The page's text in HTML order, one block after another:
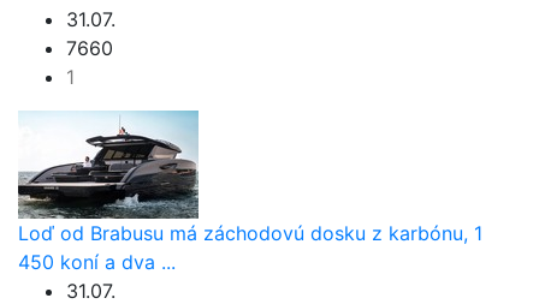
31.07.
7660
1
Loď od Brabusu má záchodovú dosku z karbónu, 1
450 koní a dva ...
31.07.